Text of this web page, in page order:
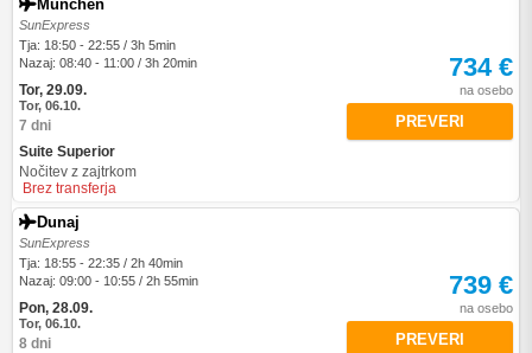
München
SunExpress
Tja: 18:50 - 22:55 / 3h 5min
Nazaj: 08:40 - 11:00 / 3h 20min
Tor, 29.09.
Tor, 06.10.
7 dni
Suite Superior
Nočitev z zajtrkom
Brez transferja
734 €
na osebo
PREVERI
Dunaj
SunExpress
Tja: 18:55 - 22:35 / 2h 40min
Nazaj: 09:00 - 10:55 / 2h 55min
Pon, 28.09.
Tor, 06.10.
8 dni
739 €
na osebo
PREVERI